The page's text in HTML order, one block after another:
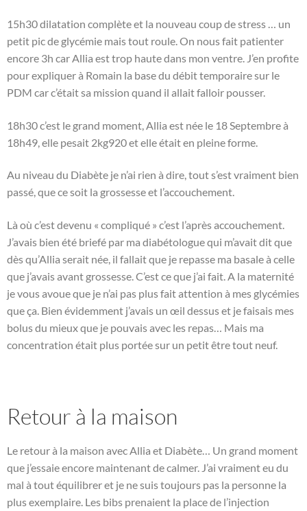
15h30 dilatation complète et la nouveau coup de stress … un
petit pic de glycémie mais tout roule. On nous fait patienter
encore 3h car Allia est trop haute dans mon ventre. J’en profite
pour expliquer à Romain la base du débit temporaire sur le
PDM car c’était sa mission quand il allait falloir pousser.
18h30 c’est le grand moment, Allia est née le 18 Septembre à
18h49, elle pesait 2kg920 et elle était en pleine forme.
Au niveau du Diabète je n’ai rien à dire, tout s’est vraiment bien
passé, que ce soit la grossesse et l’accouchement.
Là où c’est devenu « compliqué » c’est l’après accouchement.
J’avais bien été briefé par ma diabétologue qui m’avait dit que
dès qu’Allia serait née, il fallait que je repasse ma basale à celle
que j’avais avant grossesse. C’est ce que j’ai fait. A la maternité
je vous avoue que je n’ai pas plus fait attention à mes glycémies
que ça. Bien évidemment j’avais un œil dessus et je faisais mes
bolus du mieux que je pouvais avec les repas… Mais ma
concentration était plus portée sur un petit être tout neuf.
Retour à la maison
Le retour à la maison avec Allia et Diabète… Un grand moment
que j’essaie encore maintenant de calmer. J’ai vraiment eu du
mal à tout équilibrer et je ne suis toujours pas la personne la
plus exemplaire. Les bibs prenaient la place de l’injection